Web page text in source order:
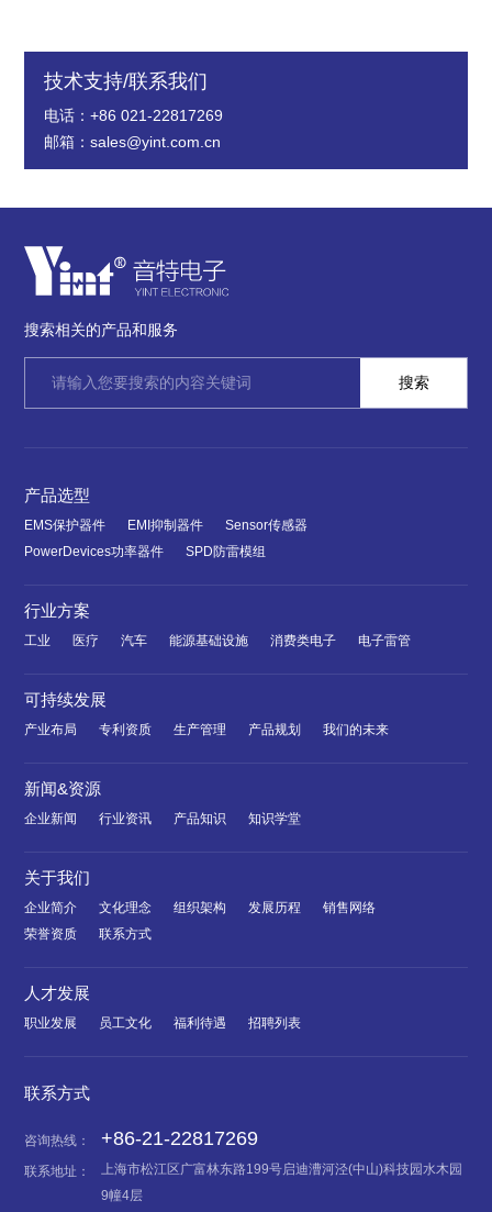
技术支持/联系我们
电话：+86 021-22817269
邮箱：sales@yint.com.cn
搜索相关的产品和服务
产品选型
EMS保护器件 EMI抑制器件
Sensor传感器
PowerDevices功率器件
SPD防雷模组
行业方案
工业 医疗 汽车 能源基础设施 消费类电子 电子雷管
可持续发展
产业布局 专利资质 生产管理 产品规划 我们的未来
新闻&资源
企业新闻 行业资讯 产品知识 知识学堂
关于我们
企业简介 文化理念 组织架构 发展历程
销售网络
荣誉资质
联系方式
人才发展
职业发展 员工文化 福利待遇 招聘列表
联系方式
咨询热线： +86-21-22817269
联系地址：
上海市松江区广富林东路199号启迪漕河泾(中山)科技园水木园
9幢4层